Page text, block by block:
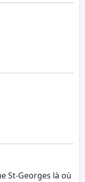
St-Georges là où